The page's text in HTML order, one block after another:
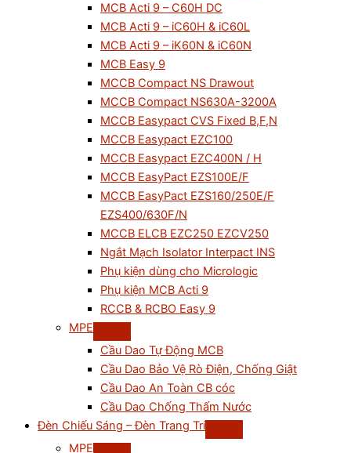
MCB Acti 9 – C60H DC
MCB Acti 9 – iC60H & iC60L
MCB Acti 9 – iK60N & iC60N
MCB Easy 9
MCCB Compact NS Drawout
MCCB Compact NS630A-3200A
MCCB Easypact CVS Fixed B,F,N
MCCB Easypact EZC100
MCCB Easypact EZC400N / H
MCCB EasyPact EZS100E/F
MCCB EasyPact EZS160/250E/F
EZS400/630F/N
MCCB ELCB EZC250 EZCV250
Ngắt Mạch Isolator Interpact INS
Phụ kiện dùng cho Micrologic
Phụ kiện MCB Acti 9
RCCB & RCBO Easy 9
MPE
Cầu Dao Tự Động MCB
Cầu Dao Bảo Vệ Rò Điện, Chống Giật
Cầu Dao An Toàn CB cóc
Cầu Dao Chống Thấm Nước
Đèn Chiếu Sáng – Đèn Trang Trí
MPE